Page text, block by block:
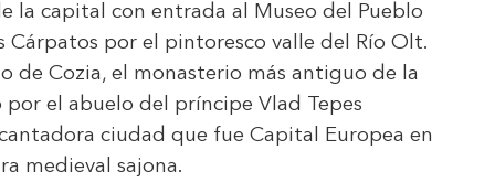
la capital con entrada al Museo del Pueblo
Cárpatos por el pintoresco valle del Río Olt.
de Cozia, el monasterio más antiguo de la
el abuelo del príncipe Vlad Tepes
ciudad que fue Capital Europea en
medieval sajona.